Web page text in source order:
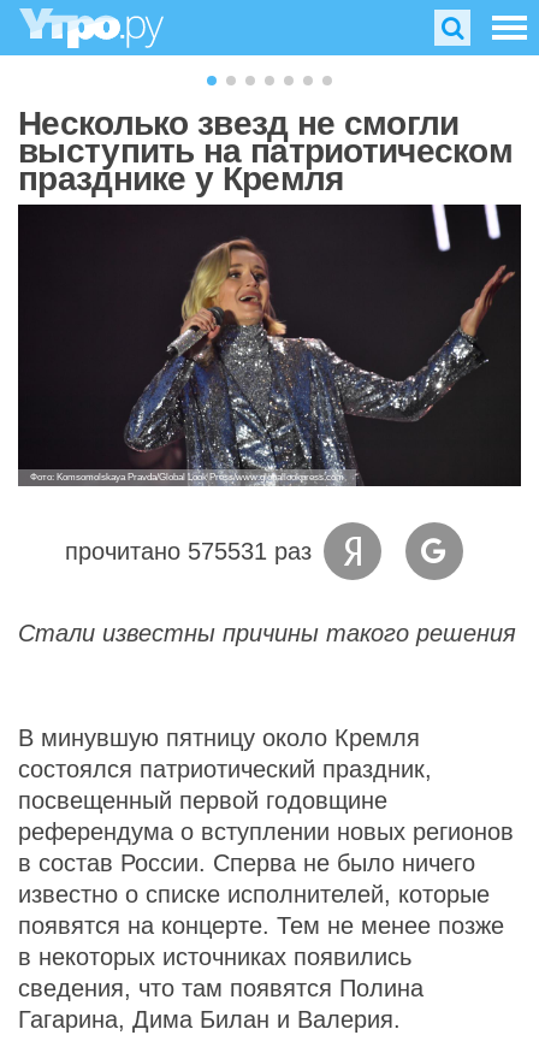
Несколько звезд не смогли
выступить на патриотическом
празднике у Кремля
Фото: Komsomolskaya Pravda/Global Look Press/www.globallookpress.com
прочитано 575531 раз
Стали известны причины такого решения
В минувшую пятницу около Кремля
состоялся патриотический праздник,
посвещенный первой годовщине
референдума о вступлении новых регионов
в состав России. Сперва не было ничего
известно о списке исполнителей, которые
появятся на концерте. Тем не менее позже
в некоторых источниках появились
сведения, что там появятся Полина
Гагарина, Дима Билан и Валерия.